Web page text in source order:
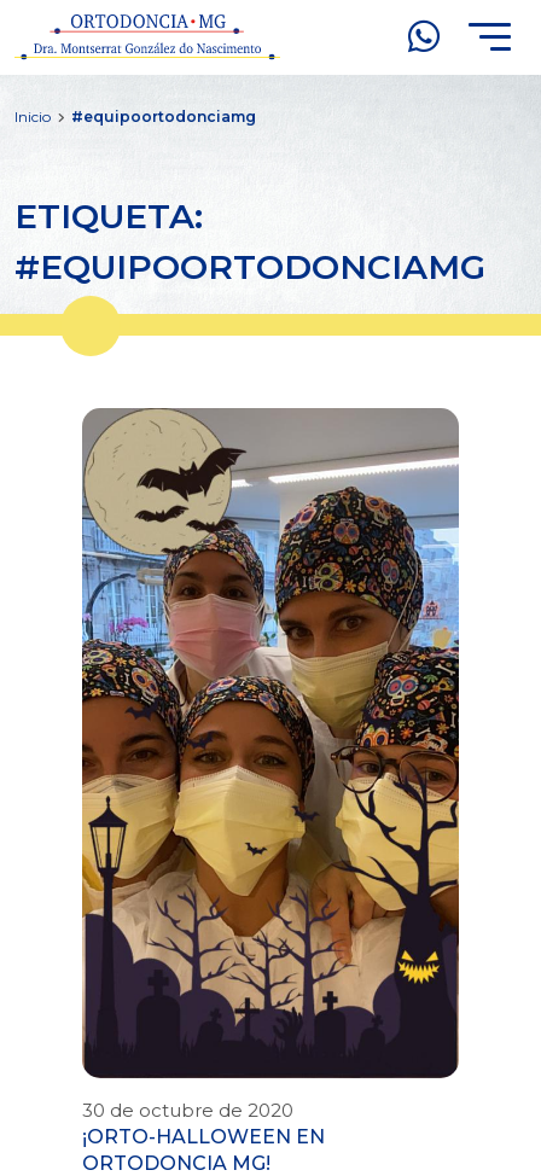
Inicio #equipoortodonciamg
ETIQUETA:
#EQUIPOORTODONCIAMG
30 de octubre de 2020
¡ORTO-HALLOWEEN EN
ORTODONCIA MG!